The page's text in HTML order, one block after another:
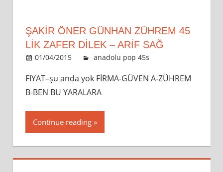
ŞAKİR ÖNER GÜNHAN ZÜHREM 45
LİK ZAFER DILEK – ARIF SAĞ
01/04/2015 admin
anadolu pop 45s
FIYAT–şu anda yok FİRMA-GÜVEN A-ZÜHREM
B-BEN BU YARALARA
Continue reading